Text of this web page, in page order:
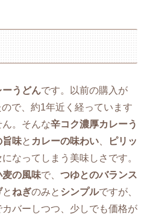
ーうどんです。以前の購入が
ので、約1年近く経っています
。そんな辛コク濃厚カレーう
旨味と カレーの味わい
ピリッ
なってしまう美味しさです。
麦の風味で、 つゆとのバランス
と ねぎのみと シンプルですが、
カバーしつつ、少しでも価格が